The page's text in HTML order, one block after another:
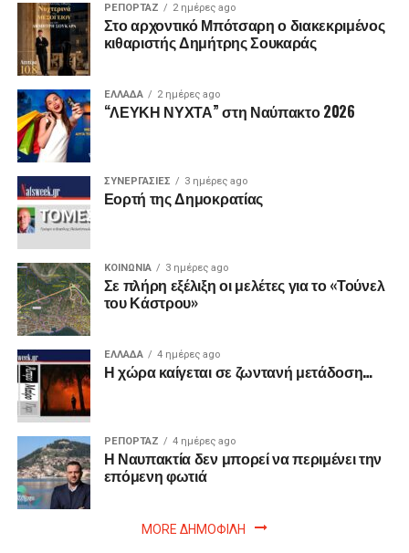
ΡΕΠΟΡΤΑΖ 2 ημέρες ago
Στο αρχοντικό Μπότσαρη ο διακεκριμένος
κιθαριστής Δημήτρης Σουκαράς
ΕΛΛΑΔΑ 2 ημέρες ago
“ΛΕΥΚΗ ΝΥΧΤΑ” στη Ναύπακτο 2026
ΣΥΝΕΡΓΑΣΙΕΣ 3 ημέρες ago
Εορτή της Δημοκρατίας
ΚΟΙΝΩΝΙΑ 3 ημέρες ago
Σε πλήρη εξέλιξη οι μελέτες για το «Τούνελ
του Κάστρου»
ΕΛΛΑΔΑ 4 ημέρες ago
Η χώρα καίγεται σε ζωντανή μετάδοση…
ΡΕΠΟΡΤΑΖ 4 ημέρες ago
Η Ναυπακτία δεν μπορεί να περιμένει την
επόμενη φωτιά
MORE ΔΗΜΟΦΙΛΗ